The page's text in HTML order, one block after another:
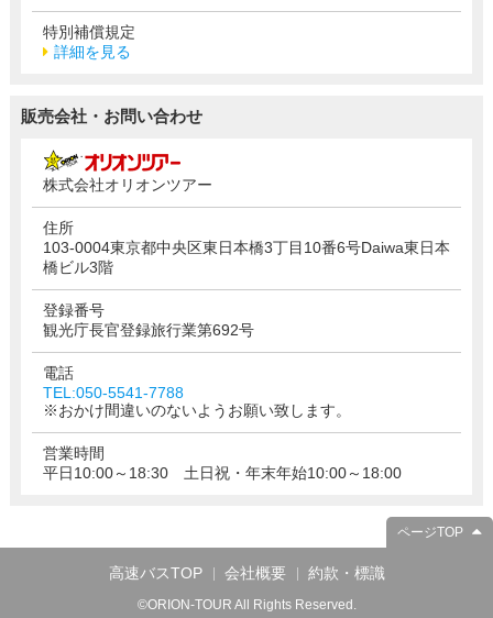
特別補償規定
詳細を見る
販売会社・お問い合わせ
株式会社オリオンツアー
住所
103-0004東京都中央区東日本橋3丁目10番6号Daiwa東日本
橋ビル3階
登録番号
観光庁長官登録旅行業第692号
電話
TEL:050-5541-7788
※おかけ間違いのないようお願い致します。
営業時間
平日10:00～18:30 土日祝・年末年始10:00～18:00
ページTOP
高速バスTOP 会社概要 約款・標識
©ORION-TOUR All Rights Reserved.